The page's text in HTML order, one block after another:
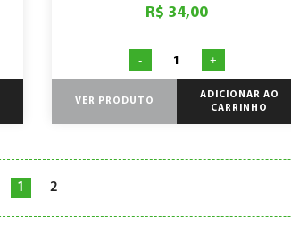
R$ 34,00
- +
VER PRODUTO
ADICIONAR AO
CARRINHO
1 2